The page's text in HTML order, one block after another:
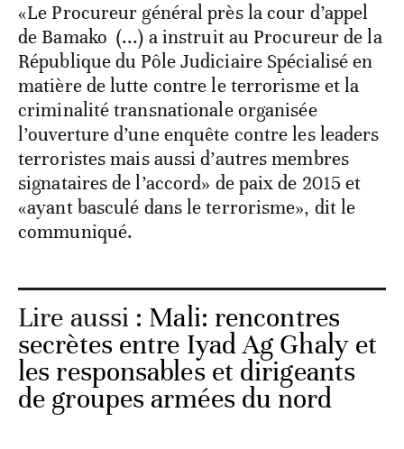
«Le Procureur général près la cour d’appel
de Bamako (...) a instruit au Procureur de la
République du Pôle Judiciaire Spécialisé en
matière de lutte contre le terrorisme et la
criminalité transnationale organisée
l’ouverture d’une enquête contre les leaders
terroristes mais aussi d’autres membres
signataires de l’accord» de paix de 2015 et
«ayant basculé dans le terrorisme», dit le
communiqué.
Lire aussi : Mali: rencontres
secrètes entre Iyad Ag Ghaly et
les responsables et dirigeants
de groupes armées du nord